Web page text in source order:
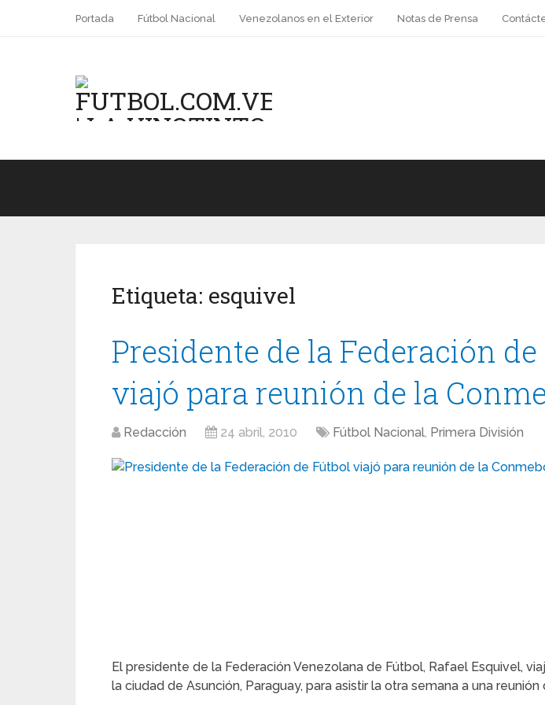
Portada Fútbol Nacional Venezolanos en el Exterior Notas de Prensa
Etiqueta: esquivel
Presidente de la Federación
viajó para reunión de la
Redacción 24 abril, 2010 Fútbol Nacional, Primera División
El presidente de la Federación Venezolana de Fútbol, Rafael Esquivel,
la ciudad de Asunción, Paraguay, para asistir la otra semana a una reunión